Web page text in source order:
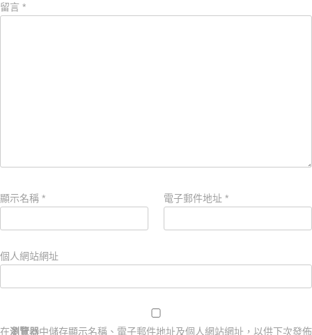
留言 *
顯示名稱 * 電子郵件地址*
個人網站網址
在瀏覽器中儲存顯示名稱、電子郵件地址及個人網站網址，以供下次發佈